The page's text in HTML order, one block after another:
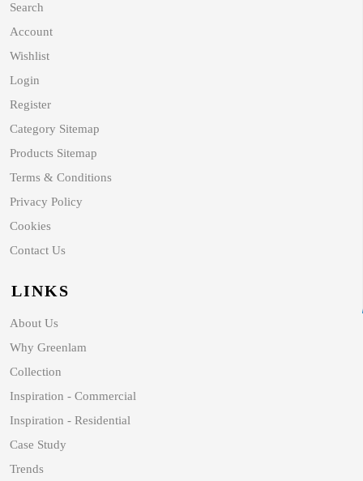
Search
Account
Wishlist
Login
Register
Category Sitemap
Products Sitemap
Terms & Conditions
Privacy Policy
Cookies
Contact Us
LINKS
About Us
Why Greenlam
Collection
Inspiration - Commercial
Inspiration - Residential
Case Study
Trends